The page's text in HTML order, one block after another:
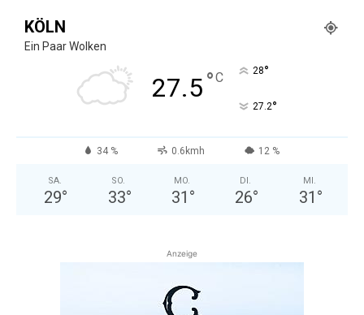
KÖLN
Ein Paar Wolken
27.5°C 28°
27.2°
34 % 0.6kmh 12 %
SA.
29°
SO.
33°
MO.
31 °
DI.
26°
MI.
31 °
Anzeige